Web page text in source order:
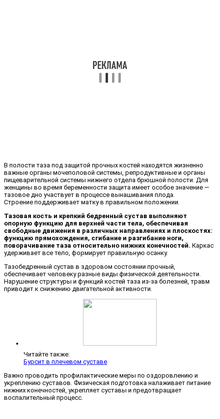
В полости таза под защитой прочных костей находятся жизненно
важные органы мочеполовой системы, репродуктивные и органы
пищеварительной системы нижнего отдела брюшной полости. Для
женщины во время беременности защита имеет особое значение —
тазовое дно участвует в процессе вынашивания плода.
Строение поддерживает матку в правильном положении.
Тазовая кость и крепкий бедренный сустав выполняют
опорную функцию для верхней части тела, обеспечивая
свободные движения в различных направлениях и плоскостях:
функцию прямохождения, сгибание и разгибание ноги,
поворачивание таза относительно нижних конечностей. Каркас
удерживает все тело, формирует правильную осанку.
Тазобедренный сустав в здоровом состоянии прочный,
обеспечивает человеку разные виды физической деятельности.
Нарушение структуры и функций костей таза из-за болезней, травм
приводит к снижению двигательной активности.
Читайте также:
Бурсит в плечевом суставе
Важно проводить профилактические меры по оздоровлению и
укреплению суставов. Физическая подготовка налаживает питание
нижних конечностей, укрепляет суставы и предотвращает
воспалительный процесс.